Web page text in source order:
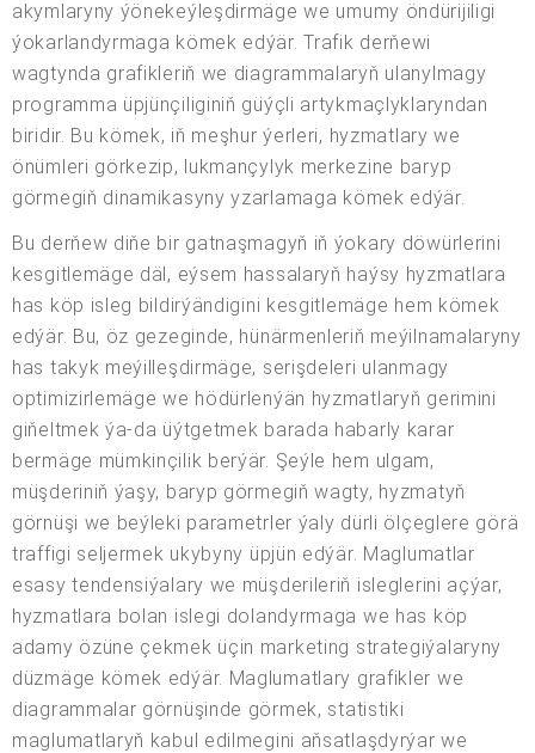
akymlaryny ýönekeýleşdirmäge we umumy öndürijiligi
ýokarlandyrmaga kömek edýär. Trafik derňewi
wagtynda grafikleriň we diagrammalaryň ulanylmagy
programma üpjünçiliginiň güýçli artykmaçlyklaryndan
biridir. Bu kömek, iň meşhur ýerleri, hyzmatlary we
önümleri görkezip, lukmançylyk merkezine baryp
görmegiň dinamikasyny yzarlamaga kömek edýär.
Bu derňew diňe bir gatnaşmagyň iň ýokary döwürlerini
kesgitlemäge däl, eýsem hassalaryň haýsy hyzmatlara
has köp isleg bildirýändigini kesgitlemäge hem kömek
edýär. Bu, öz gezeginde, hünärmenleriň meýilnamalaryny
has takyk meýilleşdirmäge, serişdeleri ulanmagy
optimizirlemäge we hödürlenýän hyzmatlaryň gerimini
giňeltmek ýa-da üýtgetmek barada habarly karar
bermäge mümkinçilik berýär. Şeýle hem ulgam,
müşderiniň ýaşy, baryp görmegiň wagty, hyzmatyň
görnüşi we beýleki parametrler ýaly dürli ölçeglere görä
traffigi seljermek ukybyny üpjün edýär. Maglumatlar
esasy tendensiýalary we müşderileriň isleglerini açýar,
hyzmatlara bolan islegi dolandyrmaga we has köp
adamy özüne çekmek üçin marketing strategiýalaryny
düzmäge kömek edýär. Maglumatlary grafikler we
diagrammalar görnüşinde görmek, statistiki
maglumatlaryň kabul edilmegini aňsatlaşdyrýar we